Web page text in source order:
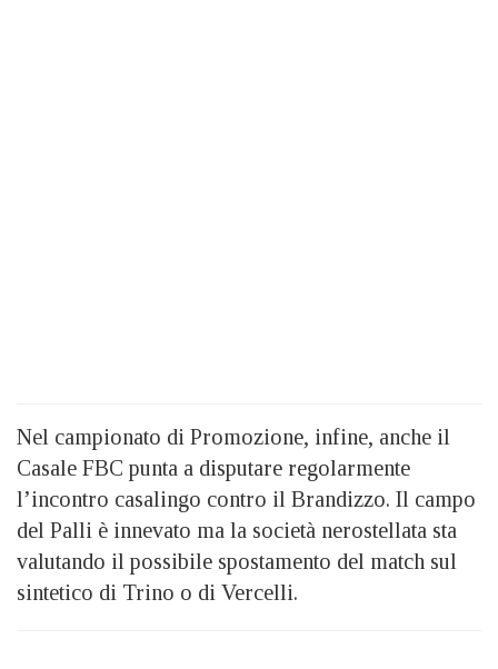
Nel campionato di Promozione, infine, anche il
Casale FBC punta a disputare regolarmente
l’incontro casalingo contro il Brandizzo. Il campo
del Palli è innevato ma la società nerostellata sta
valutando il possibile spostamento del match sul
sintetico di Trino o di Vercelli.